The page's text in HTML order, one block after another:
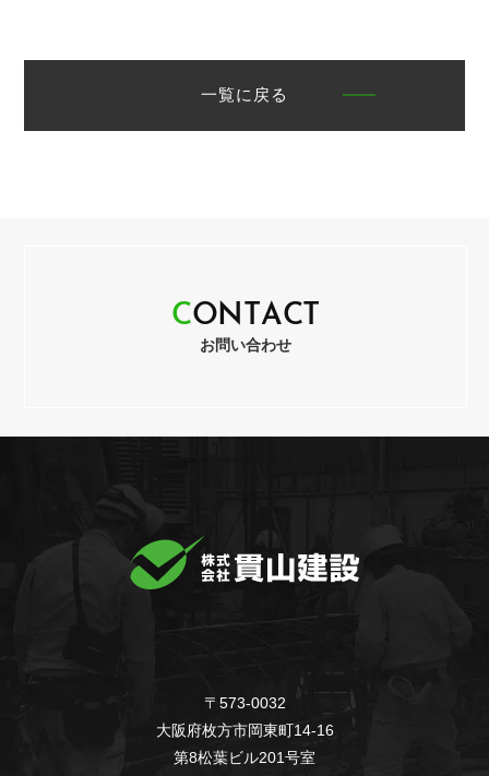
一覧に戻る
CON T AC T
お問い合わせ
〒573-0032
大阪府枚方市岡東町14-16
第8松葉ビル201号室